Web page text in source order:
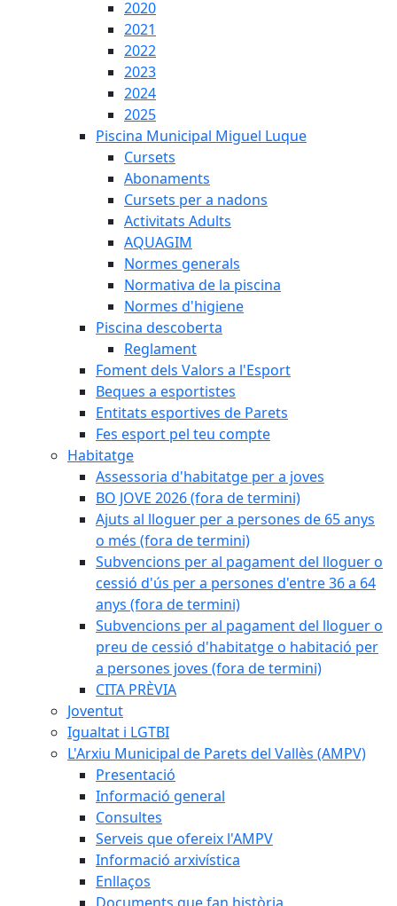
2020
2021
2022
2023
2024
2025
Piscina Municipal Miguel Luque
Cursets
Abonaments
Cursets per a nadons
Activitats Adults
AQUAGIM
Normes generals
Normativa de la piscina
Normes d'higiene
Piscina descoberta
Reglament
Foment dels Valors a l'Esport
Beques a esportistes
Entitats esportives de Parets
Fes esport pel teu compte
Habitatge
Assessoria d'habitatge per a joves
BO JOVE 2026 (fora de termini)
Ajuts al lloguer per a persones de 65 anys
o més (fora de termini)
Subvencions per al pagament del lloguer o
cessió d'ús per a persones d'entre 36 a 64
anys (fora de termini)
Subvencions per al pagament del lloguer o
preu de cessió d'habitatge o habitació per
a persones joves (fora de termini)
CITA PRÈVIA
Joventut
Igualtat i LGTBI
L'Arxiu Municipal de Parets del Vallès (AMPV)
Presentació
Informació general
Consultes
Serveis que ofereix l'AMPV
Informació arxivística
Enllaços